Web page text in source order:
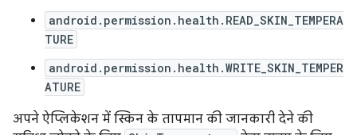
android.permission.health.READ_SKIN_TEMPERA
TURE
android.permission.health.WRITE_SKIN_TEMPER
ATURE
अपने ऐप्लिकेशन में स्किन के तापमान की जानकारी देने की